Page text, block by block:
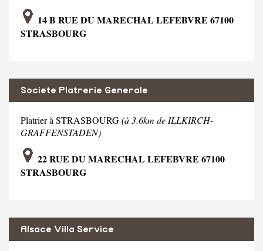
14 B RUE DU MARECHAL LEFEBVRE 67100
STRASBOURG
Societe Platrerie Generale
Platrier à STRASBOURG(à 3.6km de ILLKIRCH-
GRAFFENSTADEN)
22 RUE DU MARECHAL LEFEBVRE 67100
STRASBOURG
Alsace Villa Service